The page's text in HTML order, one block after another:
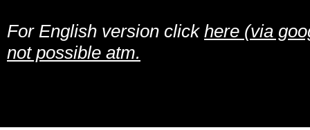
For English version click here (via
not possible atm.